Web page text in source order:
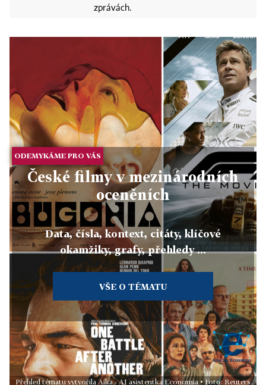
zprávách.
ODEMYKÁME PRO VÁS
České filmy v mezinárodních
oceněních
Data, čísla, kontext, citáty, klíčové
okamžiky, grafy, přehledy ...
VŠE O TÉMATU
Přehled tématu vytvořila Aika - AI asistentka Economia • Foto: Reuters